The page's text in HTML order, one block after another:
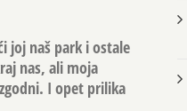
joj naš park i ostale
nas, ali moja
I opet prilika